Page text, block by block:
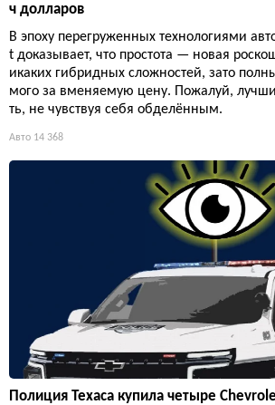
ч долларов
В эпоху перегруженных технологиями
t доказывает, что простота — новая
икаких гибридных сложностей, зато
мого за вменяемую цену. Пожалуй,
ть, не чувствуя себя обделённым.
Авто 14 368
Полиция Техаса купила четыре